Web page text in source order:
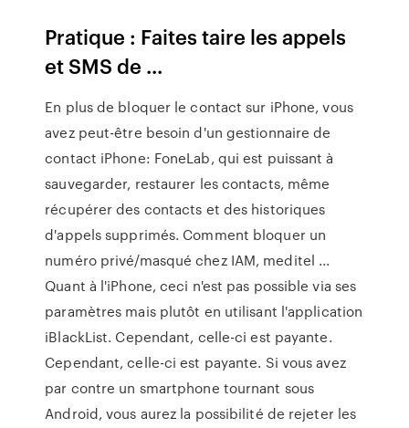
Pratique : Faites taire les appels
et SMS de ...
En plus de bloquer le contact sur iPhone, vous
avez peut-être besoin d'un gestionnaire de
contact iPhone: FoneLab, qui est puissant à
sauvegarder, restaurer les contacts, même
récupérer des contacts et des historiques
d'appels supprimés. Comment bloquer un
numéro privé/masqué chez IAM, meditel ...
Quant à l'iPhone, ceci n'est pas possible via ses
paramètres mais plutôt en utilisant l'application
iBlackList. Cependant, celle-ci est payante.
Cependant, celle-ci est payante. Si vous avez
par contre un smartphone tournant sous
Android, vous aurez la possibilité de rejeter les